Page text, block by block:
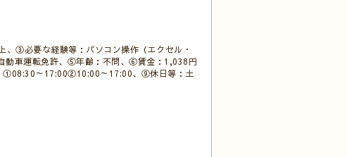
③必要な経験等：パソコン操作（エクセル・
動車運転免許、⑤年齢：不問、⑥賃金：1,038円
①08:30～17:00②10:00～17:00、⑨休日等：土